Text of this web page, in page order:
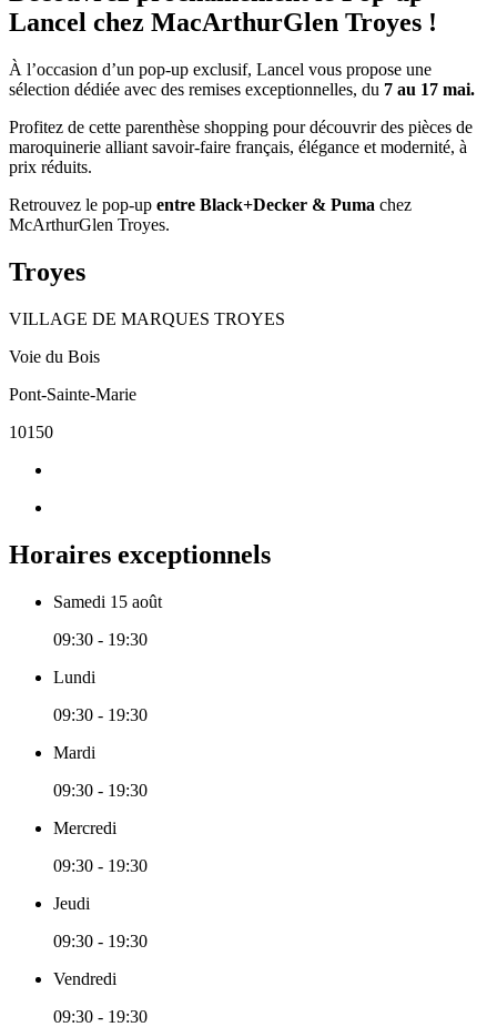
Lancel chez MacArthurGlen Troyes !
À l’occasion d’un pop-up exclusif, Lancel vous propose une
sélection dédiée avec des remises exceptionnelles, du 7 au 17 mai.
Profitez de cette parenthèse shopping pour découvrir des pièces de
maroquinerie alliant savoir-faire français, élégance et modernité, à
prix réduits.
Retrouvez le pop-up entre Black+Decker & Puma chez
McArthurGlen Troyes.
Troyes
VILLAGE DE MARQUES TROYES
Voie du Bois
Pont-Sainte-Marie
10150
Horaires exceptionnels
Samedi 15 août
09:30 - 19:30
Lundi
09:30 - 19:30
Mardi
09:30 - 19:30
Mercredi
09:30 - 19:30
Jeudi
09:30 - 19:30
Vendredi
09:30 - 19:30